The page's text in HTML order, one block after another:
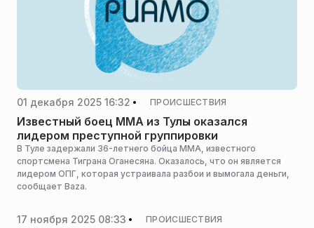
01 декабря 2025 16:32 ПРОИСШЕСТВИЯ
Известный боец ММА из Тулы оказался
лидером преступной группировки
В Туле задержали 36-летнего бойца ММА, известного
спортсмена Тиграна Оганесяна. Оказалось, что он является
лидером ОПГ, которая устраивала разбои и вымогала деньги,
сообщает Baza.
17 ноября 2025 08:33 ПРОИСШЕСТВИЯ